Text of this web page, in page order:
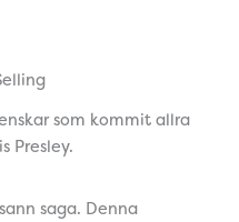
som kommit allra
Presley.
saga. Denna